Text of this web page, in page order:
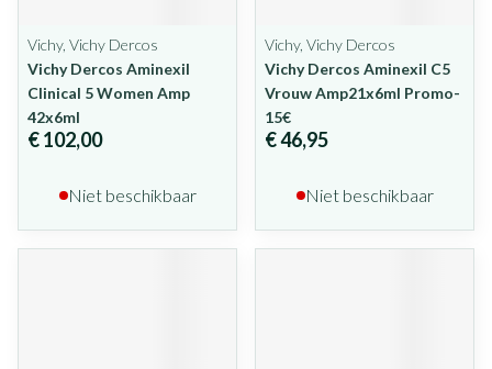
Vichy, Vichy Dercos
Vichy Dercos Aminexil
Clinical 5 Women Amp
42x6ml
€ 102,00
Niet beschikbaar
Vichy, Vichy Dercos
Vichy Dercos Aminexil C5
Vrouw Amp21x6ml Promo-
15€
€ 46,95
Niet beschikbaar